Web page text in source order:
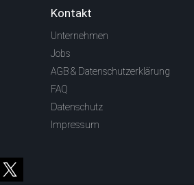
Kontakt
Unternehmen
Jobs
AGB & Datenschutzerklärung
FAQ
Datenschutz
Impressum